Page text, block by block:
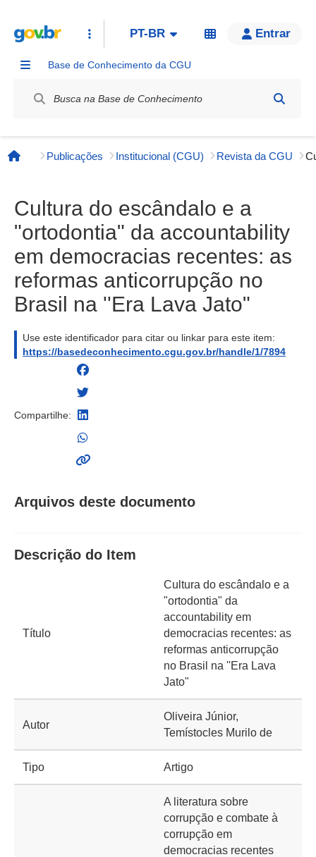
PT-BR Entrar
Base de Conhecimento da CGU
Página inicial
Publicações Institucional (CGU) Revista da CGU
Cultura do escândalo e a
"ortodontia" da accountability
em democracias recentes: as
reformas anticorrupção no
Brasil na ''Era Lava Jato"
Use este identificador para citar ou linkar para este item:
https://basedeconhecimento.cgu.gov.br/handle/1/7894
Compartilhe:
Arquivos deste documento
Descrição do Item
Título
Cultura do escândalo e a
"ortodontia" da
accountability em
democracias recentes: as
reformas anticorrupção
no Brasil na ''Era Lava
Jato"
Autor
Oliveira Júnior,
Temístocles Murilo de
Tipo Artigo
A literatura sobre
corrupção e combate à
corrupção em
democracias recentes